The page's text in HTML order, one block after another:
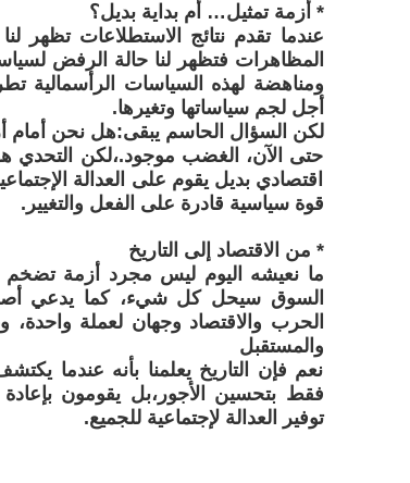
* أزمة تمثيل… أم بداية بديل؟
عندما تقدم نتائج الاستطلاعات تظهر
المظاهرات فتظهر لنا حالة الرفض
ومناهضة لهذه السياسات الرأسمالية
أجل لجم سياساتها وتغيرها.
لكن السؤال الحاسم يبقى:هل نحن أمام
حتى الآن، الغضب موجود.،لكن التحدي
اقتصادي بديل يقوم على العدالة
قوة سياسية قادرة على الفعل والتغيير.
* من الاقتصاد إلى التاريخ
ما نعيشه اليوم ليس مجرد أزمة تضخم
السوق سيحل كل شيء، كما يدعي
الحرب والاقتصاد وجهان لعملة
والمستقبل
نعم فإن التاريخ يعلمنا بأنه عندما
فقط بتحسين الأجور،بل يقومون بإعادة
توفير العدالة لإجتماعية للجميع.